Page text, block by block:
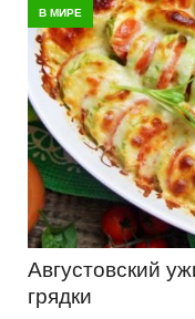
В МИРЕ
Августовский
грядки